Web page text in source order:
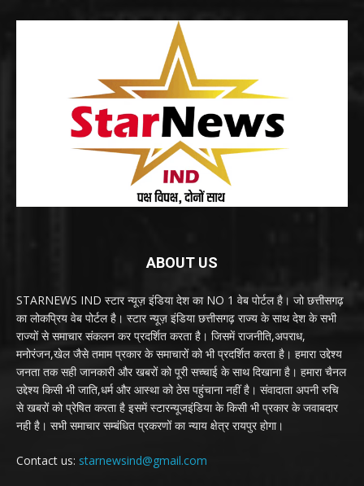
ABOUT US
STARNEWS IND स्टार न्यूज़ इंडिया देश का NO 1 वेब पोर्टल है। जो छत्तीसगढ़
का लोकप्रिय वेब पोर्टल है। स्टार न्यूज़ इंडिया छत्तीसगढ़ राज्य के साथ देश के सभी
राज्यों से समाचार संकलन कर प्रदर्शित करता है। जिसमें राजनीति,अपराध,
मनोरंजन,खेल जैसे तमाम प्रकार के समाचारों को भी प्रदर्शित करता है। हमारा उद्देश्य
जनता तक सही जानकारी और खबरों को पूरी सच्चाई के साथ दिखाना है। हमारा चैनल
उद्देश्य किसी भी जाति,धर्म और आस्था को ठेस पहुंचाना नहीं है। संवादाता अपनी रुचि
से खबरों को प्रेषित करता है इसमें स्टारन्यूजइंडिया के किसी भी प्रकार के जवाबदार
नही है। सभी समाचार सम्बंधित प्रकरणों का न्याय क्षेत्र रायपुर होगा।
Contact us: starnewsind@gmail.com